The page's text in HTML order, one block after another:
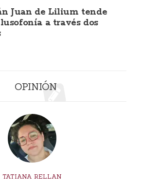
Juan de Lilium tende
a través dos
OPINIÓN
TATIANA RELLAN